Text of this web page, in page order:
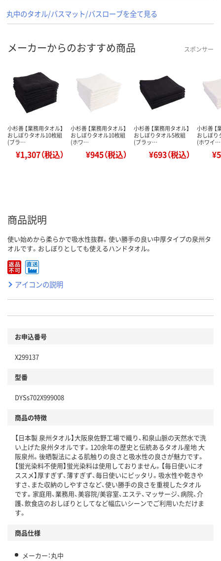
丸中のタオル/バスマット/バスローブを全て見る
メーカーからのおすすめ商品 スポンサー
小杉善 【業務用タオル】
おしぼりタオル10枚組
(ブラ…
¥1,307（税込）
小杉善 【業務用タオル】
おしぼりタオル10枚組
(ホワ…
¥945（税込）
小杉善 【業務用タオル】
おしぼりタオル5枚組
(ブラッ…
¥693（税込）
小杉善 【
おしぼり
(ホワイ…
商品説明
使い始めから柔らかで吸水性抜群。使い勝手の良い中厚タイプの泉州タ
オルです。おしぼりとしても使えるハンドタオル。
アイコンの説明
お申込番号
X299137
型番
DYSs702X999008
商品の特徴
【日本製 泉州タオル】大阪泉佐野工場で織り、和泉山脈の天然水で洗
い上げた泉州タオルです。120余年の歴史と伝統あるタオル産地 大
阪泉州。後晒製法による肌触りの良さと吸水性の良さが魅力です。
【蛍光染料不使用】蛍光染料は使用しておりません。【毎日使いにオ
ススメ】厚すぎず、薄すぎず、毎日使いにピッタリ。吸水性や乾きや
すさ、また収納のしやすさなど、使い勝手の良さを重視したタオル
です。家庭用、業務用、美容院/美容室、エステ、マッサージ、病院、介
護、飲食店のおしぼりとしてなど幅広いシーンでご利用いただけま
す。
商品仕様
メーカー：丸中